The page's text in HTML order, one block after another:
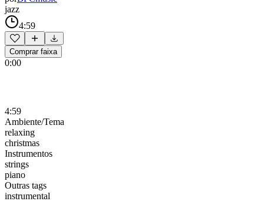
jazz
4:59
Comprar faixa
0:00
4:59
Ambiente/Tema
relaxing
christmas
Instrumentos
strings
piano
Outras tags
instrumental